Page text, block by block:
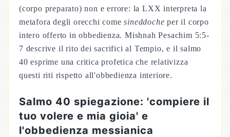
(corpo preparato) non e errore: la LXX interpreta la
metafora degli orecchi comesineddoche per il corpo
intero offerto in obbedienza. Mishnah Pesachim 5:5-
7 descrive il rito dei sacrifici al Tempio, e il salmo
40 esprime una critica profetica che relativizza
questi riti rispetto all'obbedienza interiore.
Salmo 40 spiegazione: 'compiere il
tuo volere e mia gioia' e
l'obbedienza messianica